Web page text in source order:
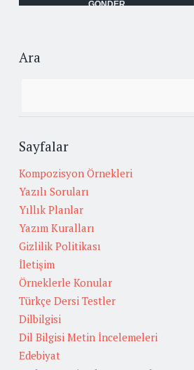
Ara
Sayfalar
Kompozisyon Örnekleri
Yazılı Soruları
Yıllık Planlar
Yazım Kuralları
Gizlilik Politikası
İletişim
Örneklerle Konular
Türkçe Dersi Testler
Dilbilgisi
Dil Bilgisi Metin İncelemeleri
Edebiyat